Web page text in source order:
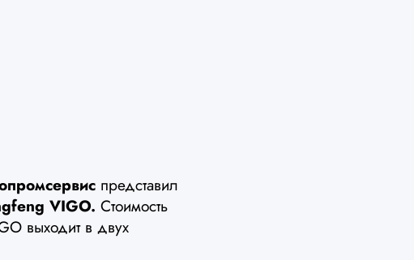
представил
VIGO. Стоимость
выходит в двух